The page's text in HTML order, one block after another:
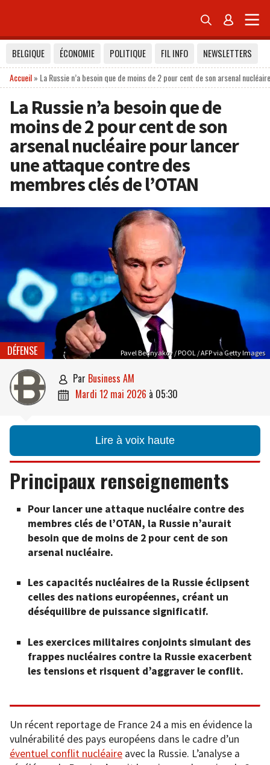
 
BELGIQUE ÉCONOMIE POLITIQUE FIL INFO
NEWSLETTERS
Accueil» La Russie n’a besoin que de moins de 2 pour cent de son arsenal
La Russie n’a besoin que de
moins de 2 pour cent de son
arsenal nucléaire pour lancer
une attaque contre des
membres clés de l’OTAN
Pavel Bednyakov / POOL / AFP via Getty Images
DÉFENSE
 par Business AM
 mardi 12 mai 2026 à 05:30
Lire à voix haute
Principaux renseignements
Pour lancer une attaque nucléaire contre des
membres clés de l’OTAN, la Russie n’aurait
besoin que de moins de 2 pour cent de son
arsenal nucléaire.
Les capacités nucléaires de la Russie éclipsent
celles des nations européennes, créant un
déséquilibre de puissance significatif.
Les exercices militaires conjoints simulant des
frappes nucléaires contre la Russie exacerbent
les tensions et risquent d’aggraver le conflit.
Un récent reportage de France 24 a mis en évidence la
vulnérabilité des pays européens dans le cadre d’un
éventuel conflit nucléaire avec la Russie. L’analyse a